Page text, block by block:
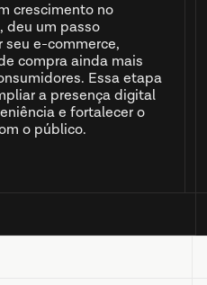
crescimento no
deu um passo
e-commerce,
compra ainda mais
Essa etapa
a presença digital
e fortalecer o
o público.